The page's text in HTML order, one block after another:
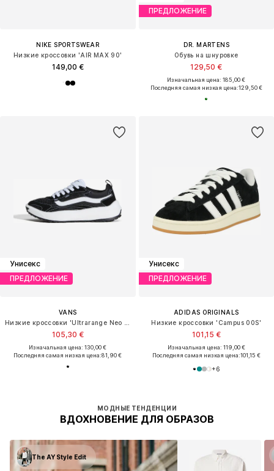
NIKE SPORTSWEAR
Низкие кроссовки 'AIR MAX 90'
149,00 €
ПРЕДЛОЖЕНИЕ
DR. MARTENS
Обувь на шнуровке
129,50 €
Изначальная цена: 185,00 €
Последняя самая низкая цена:129,50 €
Унисекс
ПРЕДЛОЖЕНИЕ
VANS
105,30 €
Изначальная цена: 130,00 €
Последняя самая низкая цена:81,90 €
МОДНЫЕ ТЕНДЕНЦИИ
ВДОХНОВЕНИЕ ДЛЯ ОБРАЗОВ
The AY Style Edit
Унисекс
ПРЕДЛОЖЕНИЕ
ADIDAS ORIGINALS
Низкие кроссовки 'Campus 00S'
101,15 €
Изначальная цена: 119,00 €
Последняя самая низкая цена:101,15 €
+6